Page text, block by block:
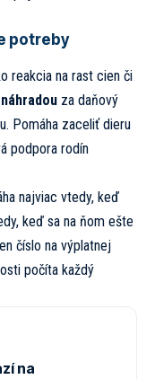
potreby
reakcia na rast cien či
za daňový
Pomáha zaceliť dieru
podpora rodín
najviac vtedy, keď
keď sa na ňom ešte
číslo na výplatnej
počíta každý
na